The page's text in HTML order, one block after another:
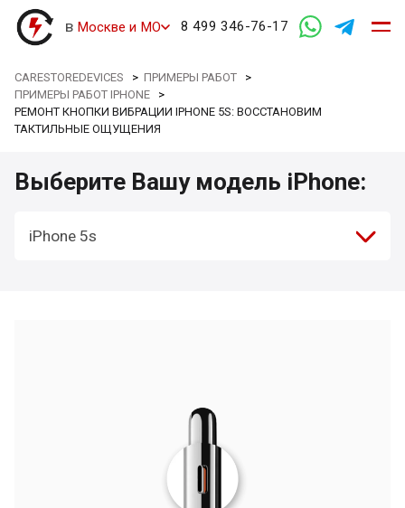
в Москве и МО 8 499 346-76-17
CARESTOREDEVICES >ПРИМЕРЫ РАБОТ >
ПРИМЕРЫ РАБОТ IPHONE >
РЕМОНТ КНОПКИ ВИБРАЦИИ IPHONE 5S: ВОССТАНОВИМ
ТАКТИЛЬНЫЕ ОЩУЩЕНИЯ
Выберите Вашу модель iPhone:
iPhone 5s